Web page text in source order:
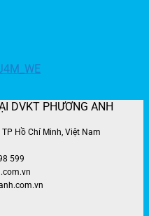
DVKT PHƯƠNG ANH
Hồ Chí Minh, Việt Nam
599